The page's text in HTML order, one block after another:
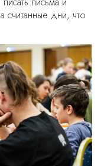
считанные дни, что